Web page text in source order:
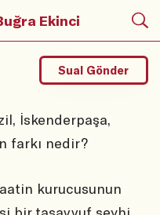
Ekinci
İskenderpaşa,
farkı nedir?
Sual Gönder
kurucusunun